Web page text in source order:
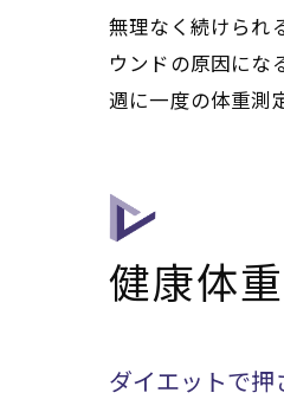
無理なく続けられ
ウンドの原因にな
週に一度の体重測
健康体
ダイエットで